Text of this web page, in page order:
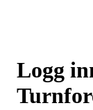
Logg